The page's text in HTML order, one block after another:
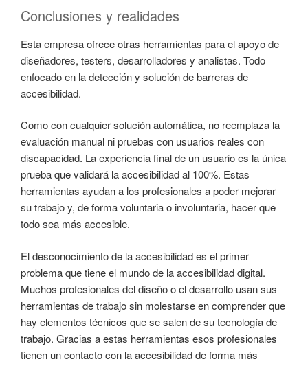
Conclusiones y realidades
Esta empresa ofrece otras herramientas para el apoyo de
diseñadores, testers, desarrolladores y analistas. Todo
enfocado en la detección y solución de barreras de
accesibilidad.
Como con cualquier solución automática, no reemplaza la
evaluación manual ni pruebas con usuarios reales con
discapacidad. La experiencia final de un usuario es la única
prueba que validará la accesibilidad al 100%. Estas
herramientas ayudan a los profesionales a poder mejorar
su trabajo y, de forma voluntaria o involuntaria, hacer que
todo sea más accesible.
El desconocimiento de la accesibilidad es el primer
problema que tiene el mundo de la accesibilidad digital.
Muchos profesionales del diseño o el desarrollo usan sus
herramientas de trabajo sin molestarse en comprender que
hay elementos técnicos que se salen de su tecnología de
trabajo. Gracias a estas herramientas esos profesionales
tienen un contacto con la accesibilidad de forma más